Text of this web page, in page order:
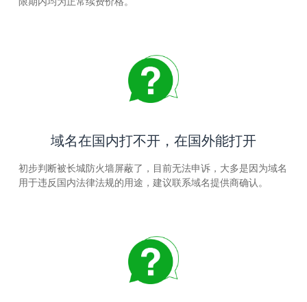
域名在国内打不开，在国外能打开
初步判断被长城防火墙屏蔽了，目前无法申诉，大多是因为域名
用于违反国内法律法规的用途，建议联系域名提供商确认。